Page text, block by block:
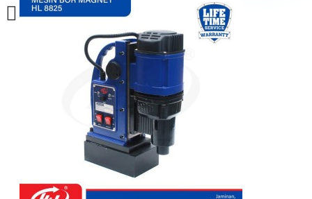
Daftar belanja Anda kosong!